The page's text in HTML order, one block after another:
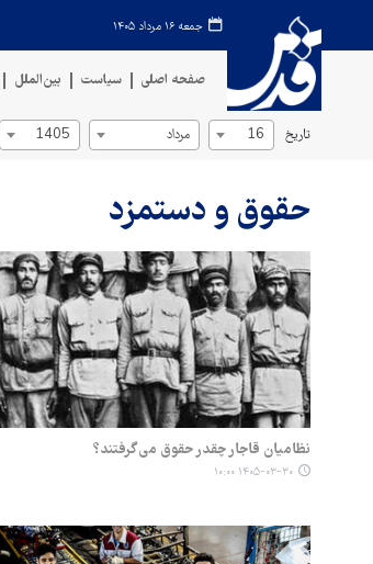
جمعه ۱۶ مرداد ۱۴۰۵
صفحه اصلی سیاست بین‌الملل
تاریخ 16 مرداد 1405
حقوق و دستمزد
نظامیان قاجار چقدر حقوق می‌گرفتند؟
۱۴۰۵-۰۳-۳۰ ۱۰:۰۰